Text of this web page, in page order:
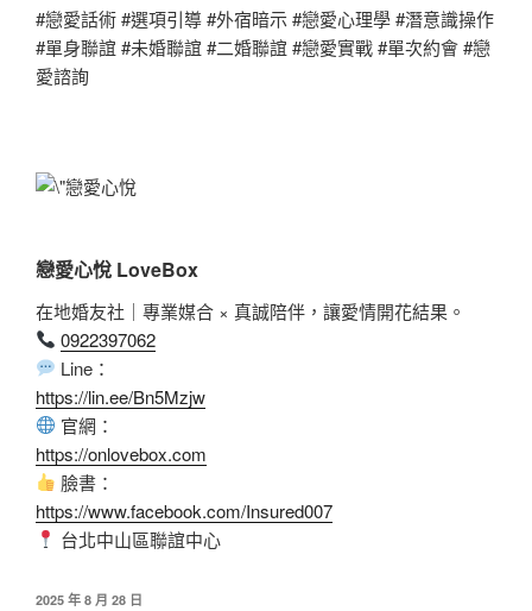
#戀愛話術 #選項引導 #外宿暗示 #戀愛心理學 #潛意識操作
#單身聯誼 #未婚聯誼 #二婚聯誼 #戀愛實戰 #單次約會 #戀
愛諮詢
戀愛心悅 LoveBox
在地婚友社｜專業媒合 × 真誠陪伴，讓愛情開花結果。
0922397062
Line：
https://lin.ee/Bn5Mzjw
官網：
https://onlovebox.com
臉書：
https://www.facebook.com/Insured007
台北中山區聯誼中心
2025 年 8 月 28 日